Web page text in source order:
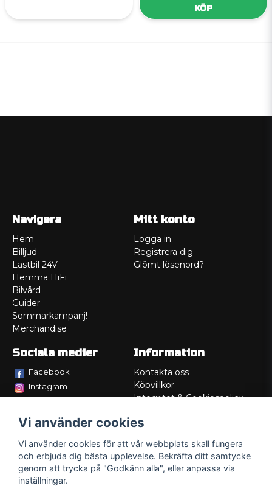
KÖP
Navigera
Hem
Billjud
Lastbil 24V
Hemma HiFi
Bilvård
Guider
Sommarkampanj!
Merchandise
Mitt konto
Logga in
Registrera dig
Glömt lösenord?
Sociala medier
Facebook
Instagram
Information
Kontakta oss
Köpvillkor
Integritet & Cookiespolicy
Service/Garanti
Lådritning
Om oss
Vi använder cookies
Vi använder cookies för att vår webbplats skall fungera
och erbjuda dig bästa upplevelse. Bekräfta ditt samtycke
genom att trycka på "Godkänn alla", eller anpassa via
inställningar.